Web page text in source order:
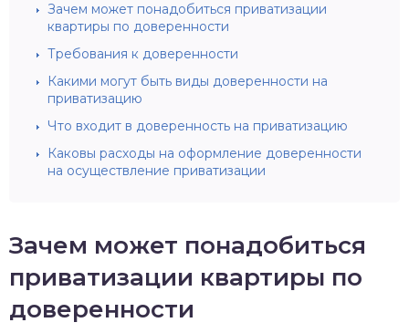
Зачем может понадобиться приватизации
квартиры по доверенности
Требования к доверенности
Какими могут быть виды доверенности на
приватизацию
Что входит в доверенность на приватизацию
Каковы расходы на оформление доверенности
на осуществление приватизации
Зачем может понадобиться
приватизации квартиры по
доверенности